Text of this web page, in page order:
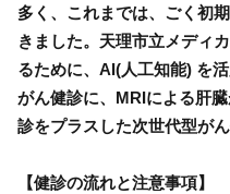
多く、これまでは、ごく初
きました。天理市立メディ
るために、AI(人工知能) を
がん健診に、MRIによる肝
診をプラスした次世代型が
【健診の流れと注意事項】